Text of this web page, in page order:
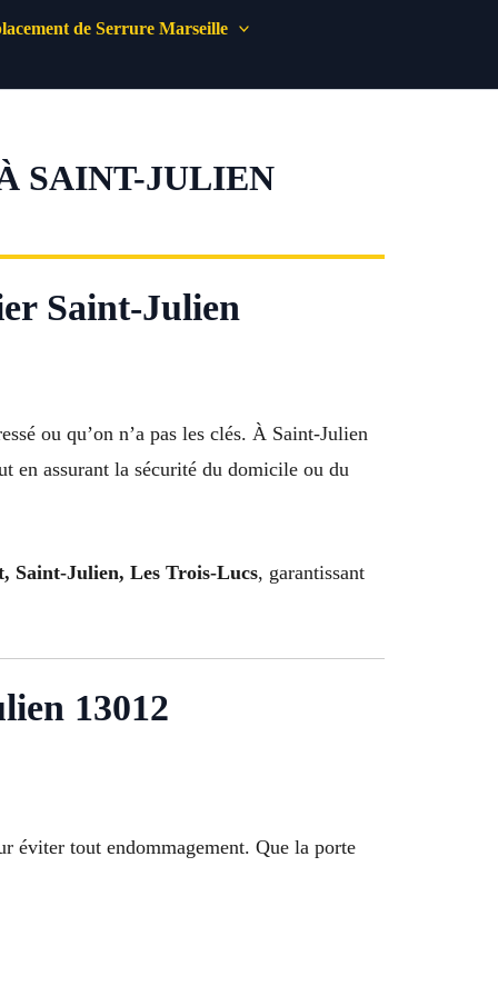
de Serrure Marseille
SAINT-JULIEN
Saint-Julien
ou qu’on n’a pas les clés. À Saint-Julien
en assurant la sécurité du domicile ou du
Saint-Julien, Les Trois-Lucs, garantissant
13012
éviter tout endommagement. Que la porte